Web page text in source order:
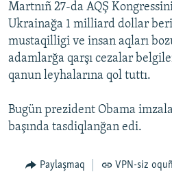
Martnıñ 27-da AQŞ
Ukrainağa 1 milliard dollar
mustaqilligi ve insan aqları
adamlarğa qarşı cezalar
qanun leyhalarına qol tuttı.
Bugün prezident Obama
başında tasdiqlanğan edi.
Paylaşmaq VPN-siz